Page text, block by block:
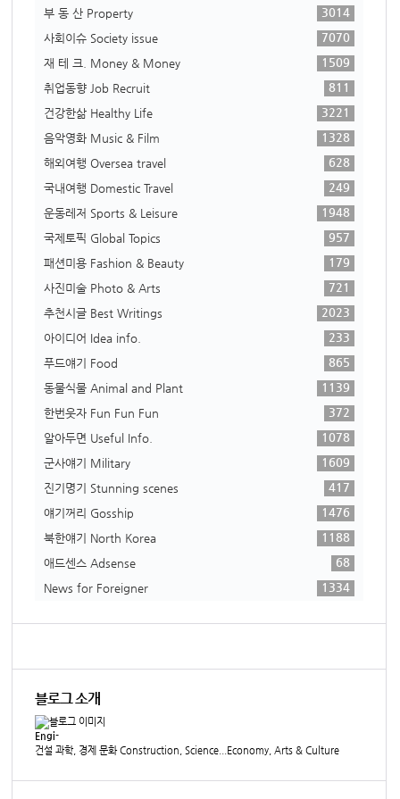
부 동 산 Property
3014
사회이슈 Society issue
7070
재 테 크. Money & Money
1509
취업동향 Job Recruit
811
건강한삶 Healthy Life
3221
음악영화 Music & Film
1328
해외여행 Oversea travel
628
국내여행 Domestic Travel
249
운동레저 Sports & Leisure
1948
국제토픽 Global Topics
957
패션미용 Fashion & Beauty
179
사진미술 Photo & Arts
721
추천시글 Best Writings
2023
아이디어 Idea info.
233
푸드얘기 Food
865
동물식물 Animal and Plant
1139
한번웃자 Fun Fun Fun
372
알아두면 Useful Info.
1078
군사얘기 Military
1609
진기명기 Stunning scenes
417
얘기꺼리 Gosship
1476
북한얘기 North Korea
1188
애드센스 Adsense
68
News for Foreigner
1334
블로그 소개
Engi-
건설 과학, 경제 문화 Construction, Science...Economy, Arts & Culture